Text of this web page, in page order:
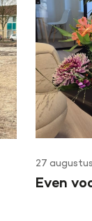
27
Even